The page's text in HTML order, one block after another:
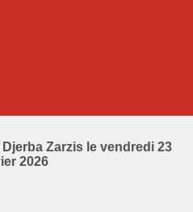
Zarzis le vendredi 23
2026